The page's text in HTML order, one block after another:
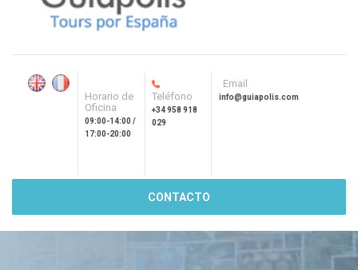
Horario de
Oficina
09:00-14:00 /
17:00-20:00
Teléfono
+34 958 918
029
Email
info@guiapolis.com
CONTACTO